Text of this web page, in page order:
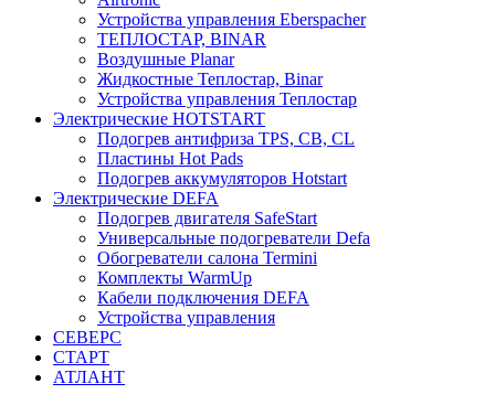
Устройства управления Eberspacher
ТЕПЛОСТАР, BINAR
Воздушные Planar
Жидкостные Теплостар, Binar
Устройства управления Теплостар
Электрические HOTSTART
Подогрев антифриза TPS, CB, CL
Пластины Hot Pads
Подогрев аккумуляторов Hotstart
Электрические DEFA
Подогрев двигателя SafeStart
Универсальные подогреватели Defa
Обогреватели салона Termini
Комплекты WarmUp
Кабели подключения DEFA
Устройства управления
СЕВЕРС
СТАРТ
АТЛАНТ